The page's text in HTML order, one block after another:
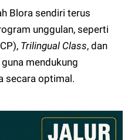
Blora sendiri terus
unggulan, seperti
Trilingual Class, dan
mendukung
secara optimal.